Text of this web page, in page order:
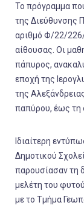
Το πρόγραμμα
της Διεύθυνσης
αριθμό Φ/22/
αίθουσας. Οι
πάπυρος,
εποχή της
της
παπύρου, έως τη
Ιδιαίτερη
Δημοτικού
παρουσίασαν τη
μελέτη του
με το Τμήμα